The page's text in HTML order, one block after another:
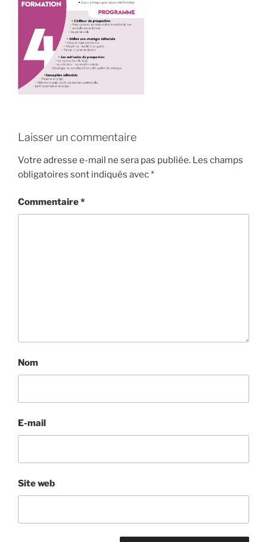
Laisser un commentaire
Votre adresse e-mail ne sera pas publiée. Les champs
obligatoires sont indiqués avec*
Commentaire*
Nom
E-mail
Site web